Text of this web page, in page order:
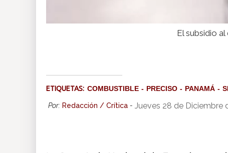
El subsidio
ETIQUETAS: COMBUSTIBLE PRECISO PANAMÁ
Por: Redacción / Crítica - Jueves 28 de Diciembre